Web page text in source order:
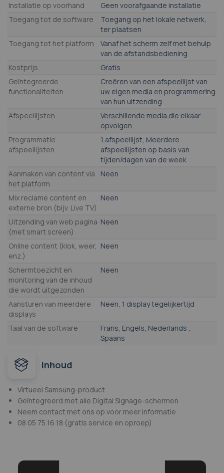
Installatie op voorhand
Geen voorafgaande installatie
Toegang tot de software
Toegang op het lokale netwerk,
ter plaatsen
Toegang tot het platform
Vanaf het scherm zelf met behulp
van de afstandsbediening
Kostprijs
Gratis
Geïntegreerde
functionaliteiten
Creëren van een afspeellijst van
uw eigen media en programmering
van hun uitzending
Afspeellijsten
Verschillende media die elkaar
opvolgen
Programmatie
afspeellijsten
1 afspeellijst, Meerdere
afspeellijsten op basis van
tijden/dagen van de week
Aanmaken van content via
het platform
Neen
Mix reclame content en
externe bron (bijv. Live TV)
Neen
Uitzending van web pagina
(met smart screen)
Neen
Online content (klok, weer,
enz.)
Neen
Schermtoezicht en
monitoring van de inhoud
die wordt uitgezonden
Neen
Aansturen van meerdere
displays
Neen, 1 display tegelijkertijd
Taal van de software
Frans, Engels, Nederlands ,
Spaans
Inhoud
Virtueel Samsung-product
Geïntegreerd met alle Digital Signage-schermen
Neem contact met ons op voor meer informatie
08 05 75 16 18 (gratis service en oproep)